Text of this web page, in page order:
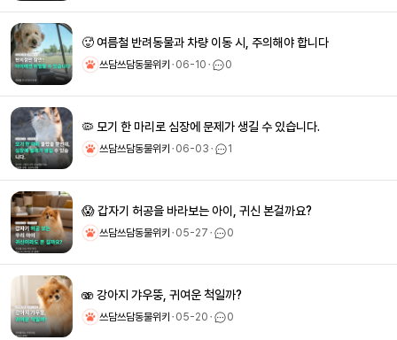
🥵 여름철 반려동물과 차량 이동 시, 주의해야 합니다
쓰담쓰담동물위키 ㆍ06-10ㆍ 0
🦠 모기 한 마리로 심장에 문제가 생길 수 있습니다.
쓰담쓰담동물위키 ㆍ06-03ㆍ 1
😱 갑자기 허공을 바라보는 아이, 귀신 본걸까요?
쓰담쓰담동물위키 ㆍ05-27ㆍ 0
🫨 강아지 갸우뚱, 귀여운 척일까?
쓰담쓰담동물위키 ㆍ05-20ㆍ 0